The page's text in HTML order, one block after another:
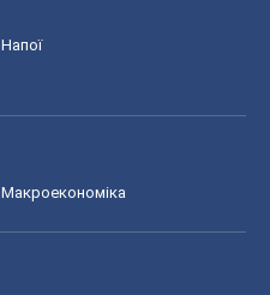
Напої
Макроекономіка